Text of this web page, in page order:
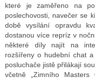
které je zaměřeno na
poslechovosti, navečer se
době vysílání opravdu
dostanou více repríz v
některé díly najít na
rozšířeny o hudební chat
posluchače jistě přilákají
včetně „Zimního